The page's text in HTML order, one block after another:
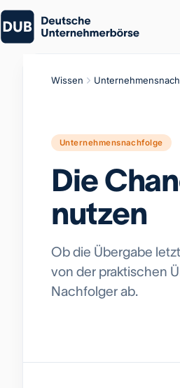
Wissen
Unternehmensnachfolge
Die
nutzen
Ob die Übergabe
von der praktischen
Nachfolger ab.